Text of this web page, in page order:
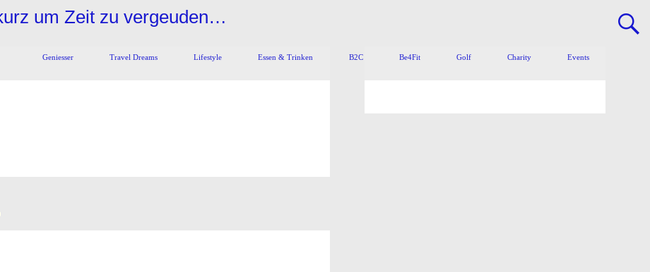
um Zeit zu vergeuden…
Geniesser Travel Dreams Lifestyle Essen & Trinken B2C Be4Fit Golf Charity Events